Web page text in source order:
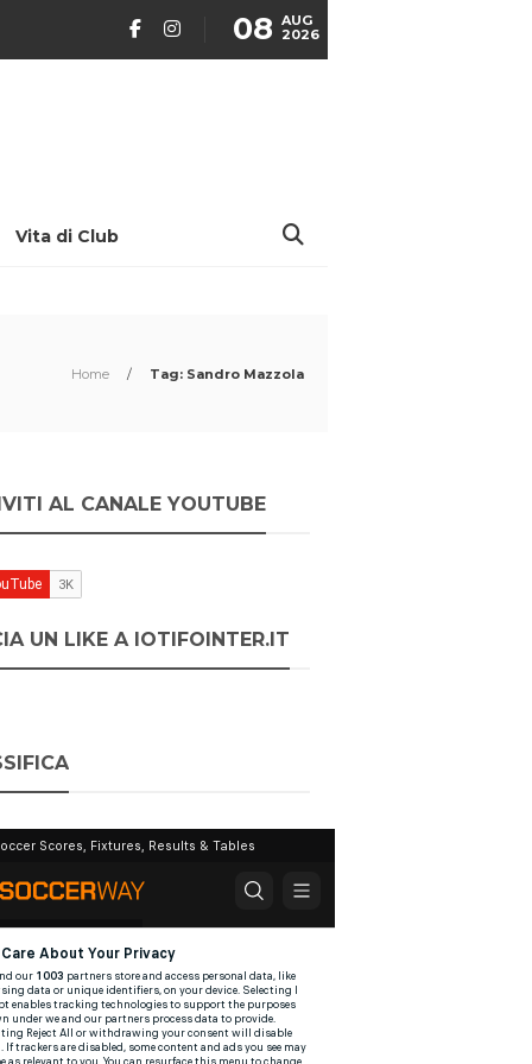
08 AUG
2026
Vita di Club
Home / Tag: Sandro Mazzola
AL CANALE YOUTUBE
UN LIKE A IOTIFOINTER.IT